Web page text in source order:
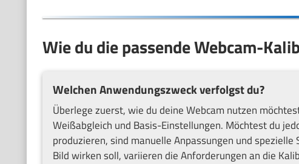
Wie du die passende Webcam-
Welchen Anwendungszweck verfolgst du?
Überlege zuerst, wie du deine Webcam nutzen
Weißabgleich und Basis-Einstellungen. Möchtest du
produzieren, sind manuelle Anpassungen und
Bild wirken soll, variieren die Anforderungen an die